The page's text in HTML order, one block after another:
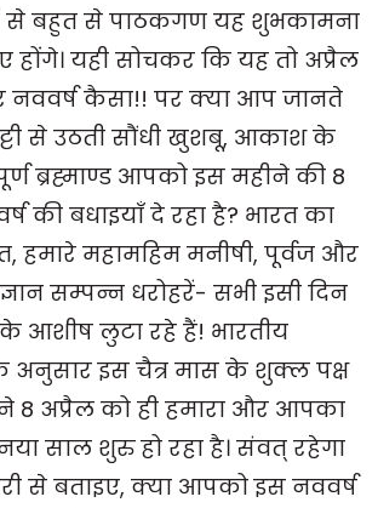
से बहुत से पाठकगण यह शुभकामना
यही सोचकर कि यह तो अप्रैल
नववर्ष कैसा!! पर क्या आप जानते
से उठती सौंधी खुशबू, आकाश के
ब्रह्माण्ड आपको इस महीने की 8
की बधाइयाँ दे रहा है? भारत का
हमारे महामहिम मनीषी, पूर्वज और
सम्पन्न धरोहरें- सभी इसी दिन
आशीष लुटा रहे हैं! भारतीय
अनुसार इस चैत्र मास के शुक्ल पक्ष
8 अप्रैल को ही हमारा और आपका
साल शुरु हो रहा है। संवत् रहेगा
से बताइए, क्या आपको इस नववर्ष